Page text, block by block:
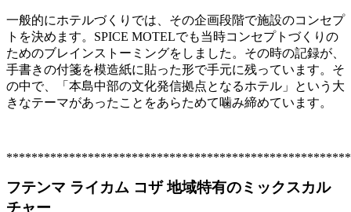
一般的にホテルづくりでは、その企画段階で施設のコンセプ
トを決めます。SPICE MOTELでも当時コンセプトづくりの
ためのブレインストーミングをしました。その時の記録が、
手書きの付箋を模造紙に貼った形で手元に残っています。そ
の中で、「本島中部の文化発信拠点となるホテル」という大
きなテーマがあったことをあらためて噛み締めています。
フテンマ ライカム コザ地域特有のミックスカル
チャー